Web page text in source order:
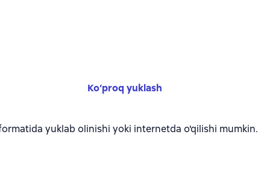
Ko‘proq yuklash
yuklab olinishi yoki internetda o'qilishi mumkin.